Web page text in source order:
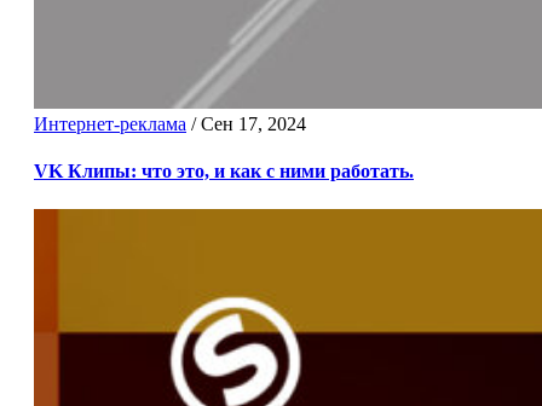
Интернет-реклама /Сен 17, 2024
VK Клипы: что это, и как с ними работать.